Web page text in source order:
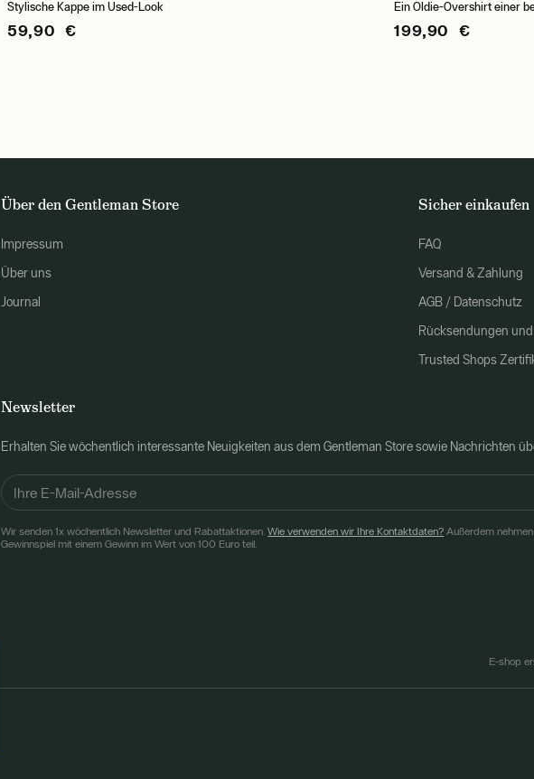
Stylische Kappe im Used-Look
59,90 €
Ein Oldie-Overshirt einer
199,90 €
Über den Gentleman Store
Impressum
Über uns
Journal
Sicher einkaufen
FAQ
Versand & Zahlung
AGB / Datenschutz
Rücksendungen
Trusted Shops
Newsletter
Erhalten Sie wöchentlich interessante Neuigkeiten aus dem Gentleman Store sowie Nachrichten
Wir senden 1x wöchentlich Newsletter und Rabattaktionen.Wie verwenden wir Ihre Kontaktdaten? Außerdem
Gewinnspiel mit einem Gewinn im Wert von 100 Euro teil.
E-shop